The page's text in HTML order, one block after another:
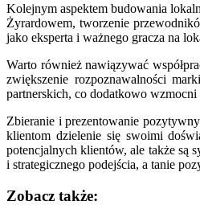
Kolejnym aspektem budowania
Żyrardowem, tworzenie
jako eksperta i ważnego gracza na
Warto również nawiązywać
zwiększenie rozpoznawalności
partnerskich, co dodatkowo
Zbieranie i prezentowanie
klientom dzielenie się swoimi
potencjalnych klientów, ale także są
i strategicznego podejścia, a tanie
Zobacz także: